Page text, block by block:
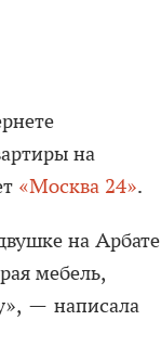
на
«Москва 24».
на Арбате
мебель,
— написала